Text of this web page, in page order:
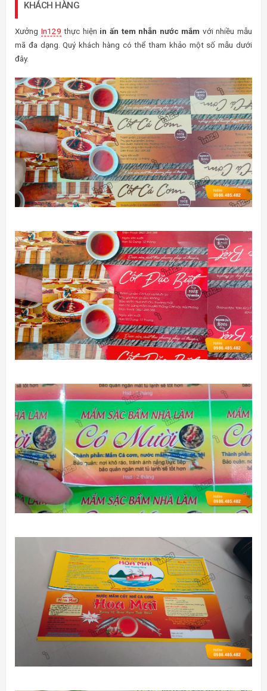
KHÁCH HÀNG
Xưởng In129 thực hiện in ấn tem nhẵn nước mắm với nhiều mẫu
mã đa dạng. Quý khách hàng có thể tham khảo một số mẫu dưới
đây.